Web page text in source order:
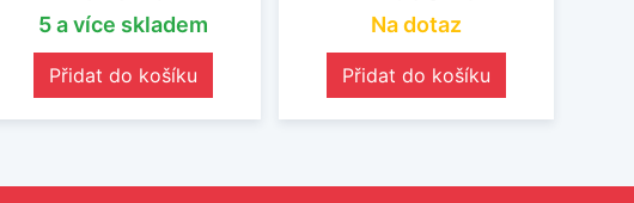
5 a více skladem
Přidat do košíku
Na dotaz
Přidat do košíku